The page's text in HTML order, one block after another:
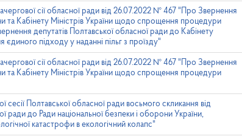
сії обласної ради від 26.07.2022 № 467 "Про Звернення
та Кабінету Міністрів України щодо спрощення процедури
депутатів Полтавської обласної ради до Кабінету
єдиного підходу у наданні пільг з проїзду"
сії обласної ради від 26.07.2022 № 467 "Про Звернення
та Кабінету Міністрів України щодо спрощення процедури
сесії Полтавської обласної ради восьмого скликання від
ради до Ради національної безпеки і оборони України,
катастрофи в екологічний колапс"